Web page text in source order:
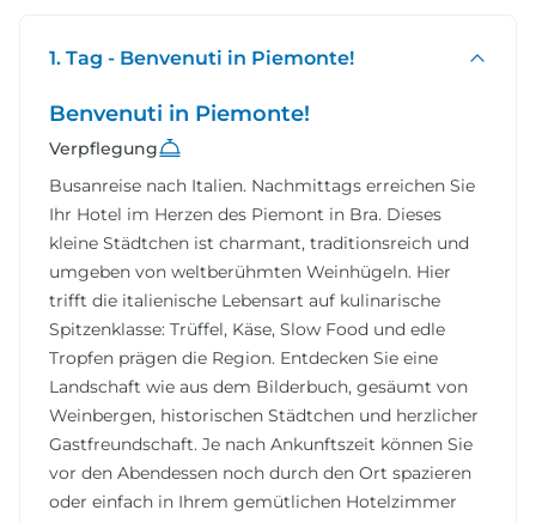
1. Tag - Benvenuti in Piemonte!
Benvenuti in Piemonte!
Verpflegung
Busanreise nach Italien. Nachmittags erreichen Sie
Ihr Hotel im Herzen des Piemont in Bra. Dieses
kleine Städtchen ist charmant, traditionsreich und
umgeben von weltberühmten Weinhügeln. Hier
trifft die italienische Lebensart auf kulinarische
Spitzenklasse: Trüffel, Käse, Slow Food und edle
Tropfen prägen die Region. Entdecken Sie eine
Landschaft wie aus dem Bilderbuch, gesäumt von
Weinbergen, historischen Städtchen und herzlicher
Gastfreundschaft. Je nach Ankunftszeit können Sie
vor den Abendessen noch durch den Ort spazieren
oder einfach in Ihrem gemütlichen Hotelzimmer